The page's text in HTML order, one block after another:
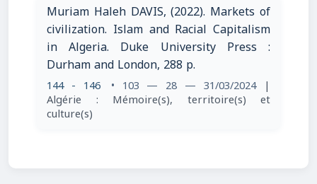
Muriam Haleh DAVIS, (2022). Markets of
civilization. Islam and Racial Capitalism
in Algeria. Duke University Press :
Durham and London, 288 p.
144 - 146 • 103 — 28 — 31/03/2024 |
Algérie : Mémoire(s), territoire(s) et
culture(s)